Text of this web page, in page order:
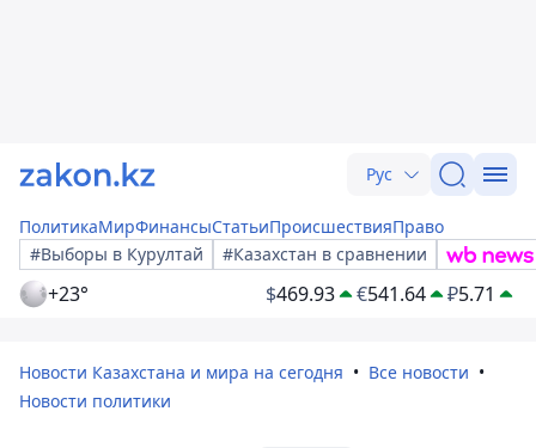
Рус
ПолитикаМирФинансыСтатьиПроисшествияПраво
#Выборы в Курултай
#Казахстан в сравнении
+23° $469.93 €541.64 ₽5.71
Новости Казахстана и мира на сегодня
Все новости
Новости политики